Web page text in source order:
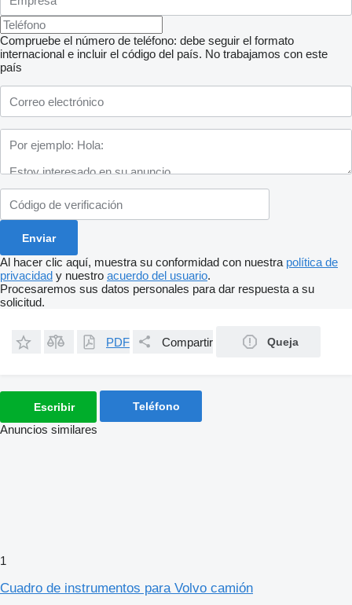
Compruebe el número de teléfono: debe seguir el formato
internacional e incluir el código del país. No trabajamos con este
país
Al hacer clic aquí, muestra su conformidad con nuestra política de
privacidad y nuestro acuerdo del usuario.
Procesaremos sus datos personales para dar respuesta a su
solicitud.
PDF Compartir Queja
Escribir Teléfono
Anuncios similares
1
Cuadro de instrumentos para Volvo camión